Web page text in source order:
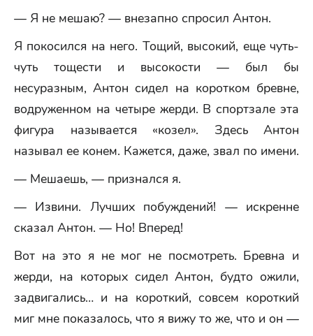
— Я не мешаю? — внезапно спросил Антон.
Я покосился на него. Тощий, высокий, еще чуть-
чуть тощести и высокости — был бы
несуразным, Антон сидел на коротком бревне,
водруженном на четыре жерди. В спортзале эта
фигура называется «козел». Здесь Антон
называл ее конем. Кажется, даже, звал по имени.
— Мешаешь, — признался я.
— Извини. Лучших побуждений! — искренне
сказал Антон. — Но! Вперед!
Вот на это я не мог не посмотреть. Бревна и
жерди, на которых сидел Антон, будто ожили,
задвигались… и на короткий, совсем короткий
миг мне показалось, что я вижу то же, что и он —